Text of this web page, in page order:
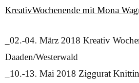
KreativWochenende mit Mona
_02.-04. März 2018 Kreativ
Daaden/Westerwald
_10.-13. Mai 2018 Ziggurat